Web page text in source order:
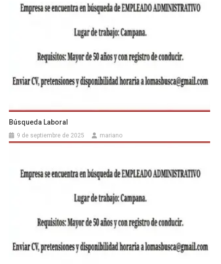
Búsqueda Laboral
9 de septiembre de 2025 mariano